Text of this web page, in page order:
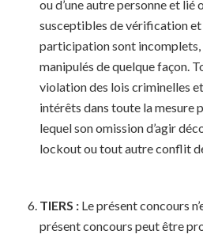
ou d’une autre personne et
susceptibles de vérification et
participation sont incomplets,
manipulés de quelque façon.
violation des lois criminelles
intérêts dans toute la mesure
lequel son omission d’agir
lockout ou tout autre conflit
TIERS : Le présent concours
présent concours peut être